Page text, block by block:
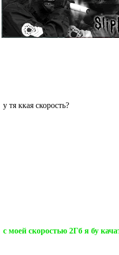
у тя ккая скорость?
с моей скоростью 2Гб я бу